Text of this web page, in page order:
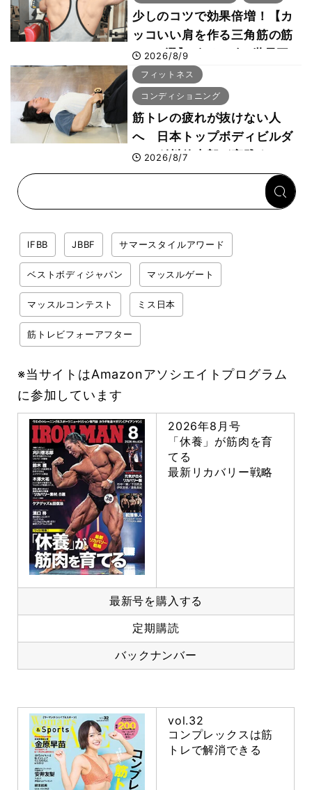
少しのコツで効果倍増！【カ
ッコいい肩を作る三角筋の筋
トレ6選】ボディビル世界王
者が解説！
2026/8/9
フィットネス
コンディショニング
筋トレの疲れが抜けない人
へ 日本トップボディビルダ
ー・刈川啓志郎が実践する
「回復習慣」
2026/8/7
IFBB JBBF サマースタイルアワード
ベストボディジャパン マッスルゲート
マッスルコンテスト ミス日本
筋トレビフォーアフター
※当サイトはAmazonアソシエイトプログラム
に参加しています
2026年8月号
「休養」が筋肉を育
てる
最新リカバリー戦略
最新号を購入する
定期購読
バックナンバー
vol.32
コンプレックスは筋
トレで解消できる